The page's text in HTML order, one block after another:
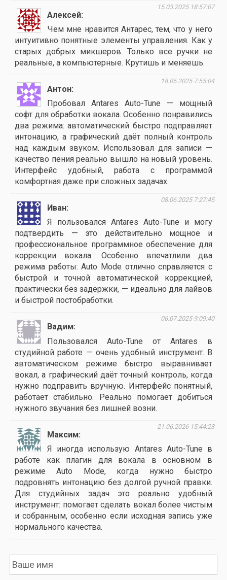
Алексей
15.03.2025 18:57:07
Чем мне нравится Антарес, тем, что у него
интуитивно понятные элементы управления. Как у
старых добрых микшеров. Только все ручки не
реальные, а компьютерные. Крутишь и меняешь.
Антон
18.05.2025 7:55:04
Пробовал Antares Auto-Tune — мощный
софт для обработки вокала. Особенно понравились
два режима: автоматический быстро подправляет
интонацию, а графический даёт полный контроль
над каждым звуком. Использовал для записи —
качество пения реально вышло на новый уровень.
Интерфейс удобный, работа с программой
комфортная даже при сложных задачах.
Иван
08.06.2025 7:27:45
Я пользовался Antares Auto-Tune и могу
подтвердить — это действительно мощное и
профессиональное программное обеспечение для
коррекции вокала. Особенно впечатлили два
режима работы: Auto Mode отлично справляется с
быстрой и точной автоматической коррекцией,
практически без задержки, — идеально для лайвов
и быстрой постобработки.
Вадим
06.07.2025 9:09:40
Пользовался Auto-Tune от Antares в
студийной работе — очень удобный инструмент. В
автоматическом режиме быстро выравнивает
вокал, а графический даёт точный контроль, когда
нужно подправить вручную. Интерфейс понятный,
работает стабильно. Реально помогает добиться
нужного звучания без лишней возни.
Максим
21.06.2026 15:44:23
Я иногда использую Antares Auto-Tune в
работе как плагин для вокала в основном в
режиме Auto Mode, когда нужно быстро
подровнять интонацию без долгой ручной правки.
Для студийных задач это реально удобный
инструмент: помогает сделать вокал более чистым
и собранным, особенно если исходная запись уже
нормального качества.